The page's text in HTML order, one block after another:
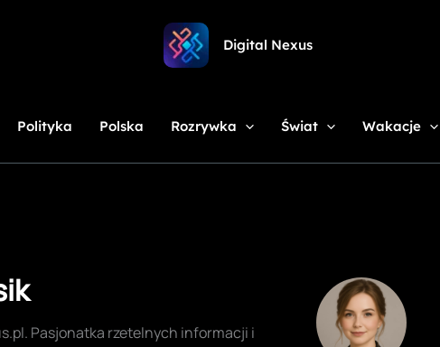
Digital Nexus
Polityka Polska Rozrywka Świat Wakacje
Pasjonatka rzetelnych informacji i